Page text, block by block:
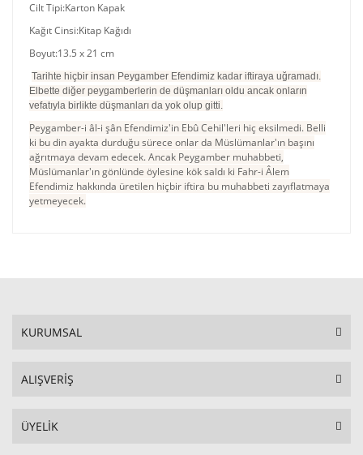
Cilt Tipi:Karton Kapak
Kağıt Cinsi:Kitap Kağıdı
Boyut:13.5 x 21 cm
Tarihte hiçbir insan Peygamber Efendimiz kadar iftiraya uğramadı.
Elbette diğer peygamberlerin de düşmanları oldu ancak onların
vefatıyla birlikte düşmanları da yok olup gitti.
Peygamber-i âl-i şân Efendimiz'in Ebû Cehil'leri hiç eksilmedi. Belli
ki bu din ayakta durduğu sürece onlar da Müslümanlar'ın başını
ağrıtmaya devam edecek. Ancak Peygamber muhabbeti,
Müslümanlar'ın gönlünde öylesine kök saldı ki Fahr-i Âlem
Efendimiz hakkında üretilen hiçbir iftira bu muhabbeti zayıflatmaya
yetmeyecek.
KURUMSAL
ALIŞVERİŞ
ÜYELİK